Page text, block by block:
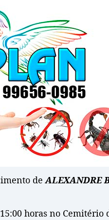
deALEXANDRE
horas no Cemitério